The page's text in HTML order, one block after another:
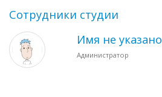
Сотрудники студии
Имя не указано
Администратор